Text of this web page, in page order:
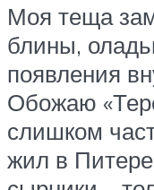
Моя теща
блины,
появления
Обожаю
слишком
жил в